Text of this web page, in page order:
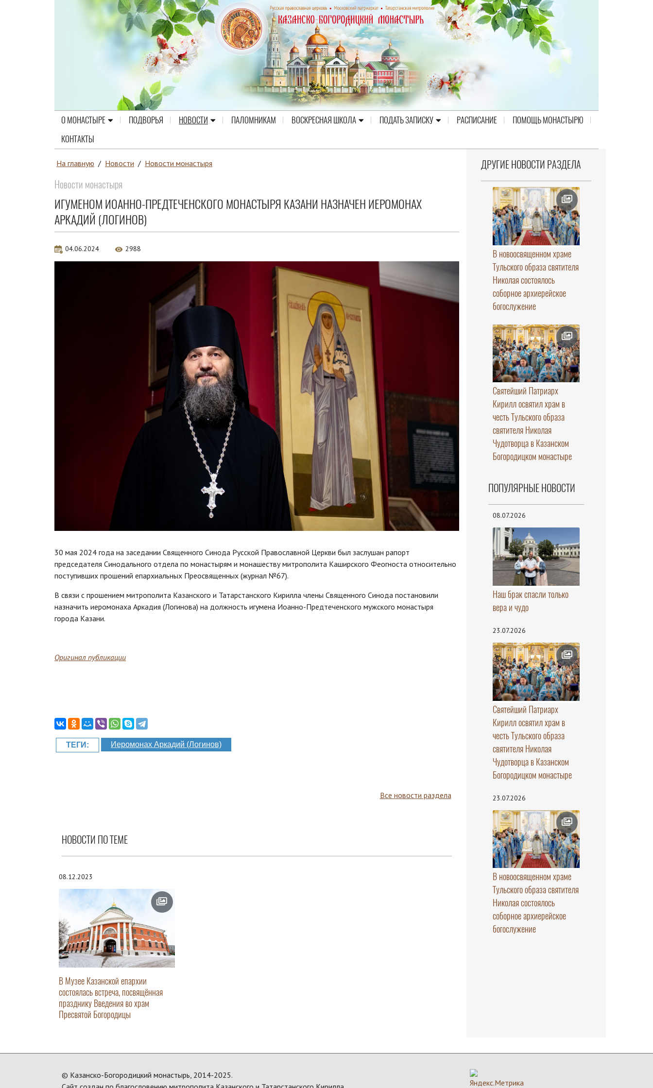
О МОНАСТЫРЕ ПОДВОРЬЯ НОВОСТИ ПАЛОМНИКАМ ВОСКРЕСНАЯ ШКОЛА ПОДАТЬ ЗАПИСКУ РАСПИСАНИЕ
ПОМОЩЬ МОНАСТЫРЮ
КОНТАКТЫ
На главную / Новости / Новости монастыря
Новости монастыря
ИГУМЕНОМ ИОАННО-ПРЕДТЕЧЕНСКОГО МОНАСТЫРЯ КАЗАНИ НАЗНАЧЕН ИЕРОМОНАХ
АРКАДИЙ (ЛОГИНОВ)
04.06.2024 2988
30 мая 2024 года на заседании Священного Синода Русской Православной Церкви был заслушан рапорт
председателя Синодального отдела по монастырям и монашеству митрополита Каширского Феогноста относительно
поступивших прошений епархиальных Преосвященных (журнал №67).
В связи с прошением митрополита Казанского и Татарстанского Кирилла члены Священного Синода постановили
назначить иеромонаха Аркадия (Логинова) на должность игумена Иоанно-Предтеченского мужского монастыря
города Казани.
Оригинал публикации
ТЕГИ: Иеромонах Аркадий (Логинов)
Все новости раздела
НОВОСТИ ПО ТЕМЕ
08.12.2023
В Музее Казанской епархии
состоялась встреча, посвящённая
празднику Введения во храм
Пресвятой Богородицы
ДРУГИЕ НОВОСТИ РАЗДЕЛА
В новоосвященном храме
Тульского образа святителя
Николая состоялось
соборное архиерейское
богослужение
Святейший Патриарх
Кирилл освятил храм в
честь Тульского образа
святителя Николая
Чудотворца в Казанском
Богородицком монастыре
ПОПУЛЯРНЫЕ НОВОСТИ
08.07.2026
Наш брак спасли только
вера и чудо
23.07.2026
Святейший Патриарх
Кирилл освятил храм в
честь Тульского образа
святителя Николая
Чудотворца в Казанском
Богородицком монастыре
23.07.2026
В новоосвященном храме
Тульского образа святителя
Николая состоялось
соборное архиерейское
богослужение
© Казанско-Богородицкий монастырь, 2014-2025.